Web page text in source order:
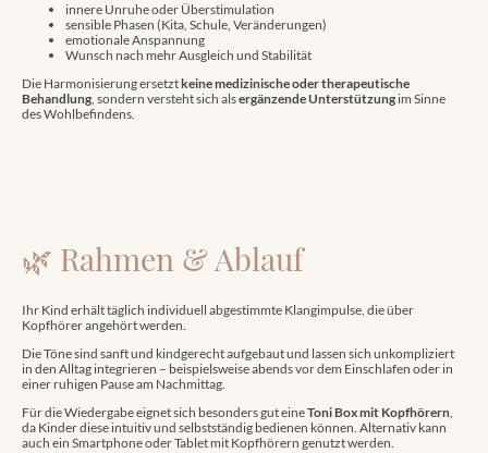
innere Unruhe oder Überstimulation
sensible Phasen (Kita, Schule, Veränderungen)
emotionale Anspannung
Wunsch nach mehr Ausgleich und Stabilität
Die Harmonisierung ersetztkeine medizinische oder therapeutische
Behandlung, sondern versteht sich alsergänzende Unterstützung im Sinne
des Wohlbefindens.
🌿 Rahmen & Ablauf
Ihr Kind erhält täglich individuell abgestimmte Klangimpulse, die über
Kopfhörer angehört werden.
Die Töne sind sanft und kindgerecht aufgebaut und lassen sich unkompliziert
in den Alltag integrieren – beispielsweise abends vor dem Einschlafen oder in
einer ruhigen Pause am Nachmittag.
Für die Wiedergabe eignet sich besonders gut eineToni Box mit Kopfhörern,
da Kinder diese intuitiv und selbstständig bedienen können. Alternativ kann
auch ein Smartphone oder Tablet mit Kopfhörern genutzt werden.